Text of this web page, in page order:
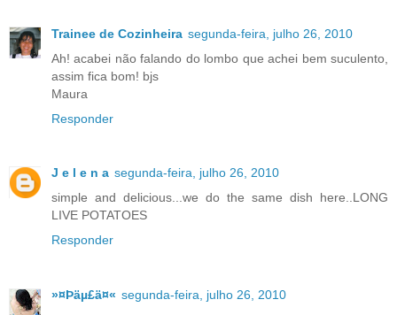
Trainee de Cozinheira segunda-feira, julho 26, 2010
Ah! acabei não falando do lombo que achei bem suculento,
assim fica bom! bjs
Maura
Responder
J e l e n a segunda-feira, julho 26, 2010
simple and delicious...we do the same dish here..LONG
LIVE POTATOES
Responder
»¤Þäµ£ä¤« segunda-feira, julho 26, 2010